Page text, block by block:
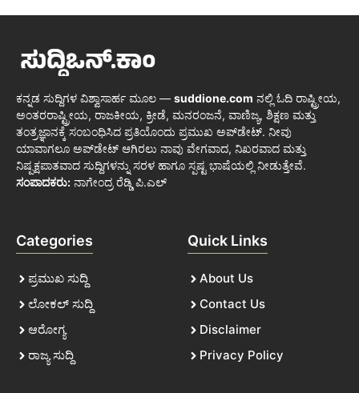
ಕನ್ನಡ ಸುದ್ದಿಗಳ ವಿಶ್ವಾಸಾರ್ಹ ಮೂಲ — suddione.com ನಲ್ಲಿ ಓದಿ ರಾಷ್ಟ್ರೀಯ,
ಅಂತರರಾಷ್ಟ್ರೀಯ, ರಾಜಕೀಯ, ಕ್ರೀಡೆ, ಮನರಂಜನೆ, ವಾಣಿಜ್ಯ, ಶಿಕ್ಷಣ ಮತ್ತು
ತಂತ್ರಜ್ಞಾನಕ್ಕೆ ಸಂಬಂಧಿಸಿದ ಪ್ರತಿಯೊಂದು ಪ್ರಮುಖ ಅಪ್‌ಡೇಟ್. ನೀವು
ಯಾವಾಗಲೂ ಅಪ್‌ಡೇಟ್ ಆಗಿರಲು ನಾವು ವೇಗವಾದ, ನಿಖರವಾದ ಮತ್ತು
ನಿಷ್ಪಕ್ಷಪಾತವಾದ ಸುದ್ದಿಗಳನ್ನು ಸರಳ ಹಾಗೂ ಸ್ಪಷ್ಟ ಭಾಷೆಯಲ್ಲಿ ನೀಡುತ್ತೇವೆ.
ಸಂಪಾದಕರು: ನಾಗೇಂದ್ರ ರೆಡ್ಡಿ ಪಿ.ಎಲ್
Categories
ಪ್ರಮುಖ ಸುದ್ದಿ
ಲೋಕಲ್ ಸುದ್ದಿ
ಆರೋಗ್ಯ
ರಾಜ್ಯ ಸುದ್ದಿ
Quick Links
About Us
Contact Us
Disclaimer
Privacy Policy